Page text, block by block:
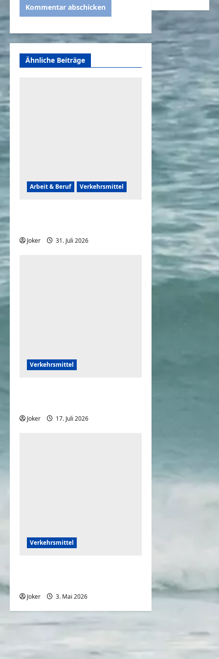
Ähnliche Beiträge
Arbeit & Beruf Verkehrsmittel
Joker 31. Juli 2026
Verkehrsmittel
Joker 17. Juli 2026
Verkehrsmittel
Joker 3. Mai 2026